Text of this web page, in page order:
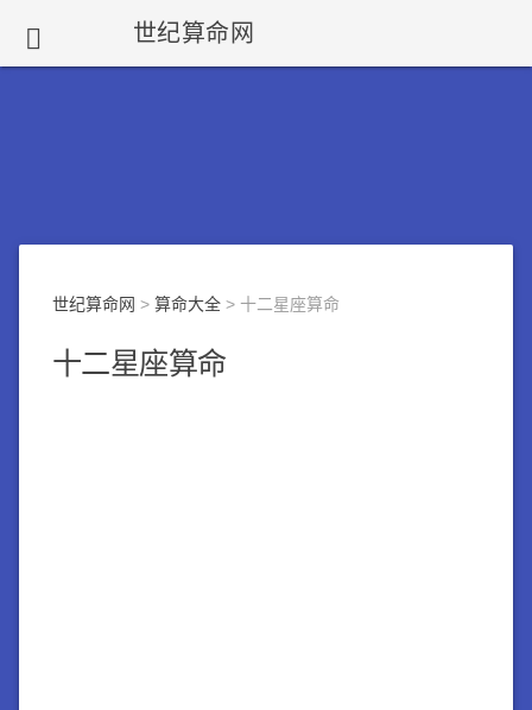
 世纪算命网
世纪算命网 > 算命大全 > 十二星座算命
十二星座算命